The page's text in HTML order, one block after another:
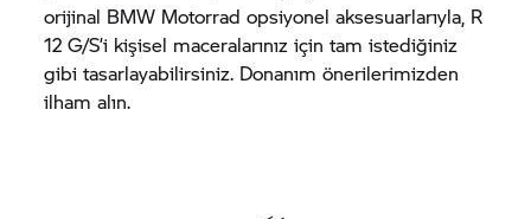
orijinal BMW Motorrad opsiyonel aksesuarlarıyla, R
12 G/S’i kişisel maceralarınız için tam istediğiniz
gibi tasarlayabilirsiniz. Donanım önerilerimizden
ilham alın.